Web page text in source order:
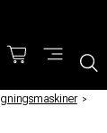
/